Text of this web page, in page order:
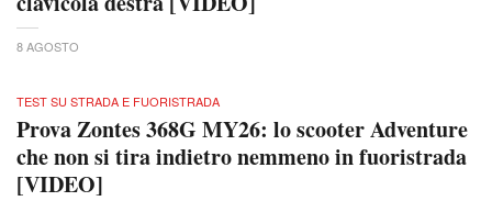
8 AGOSTO
TEST SU STRADA E FUORISTRADA
Prova Zontes 368G MY26: lo scooter Adventure
che non si tira indietro nemmeno in fuoristrada
[VIDEO]